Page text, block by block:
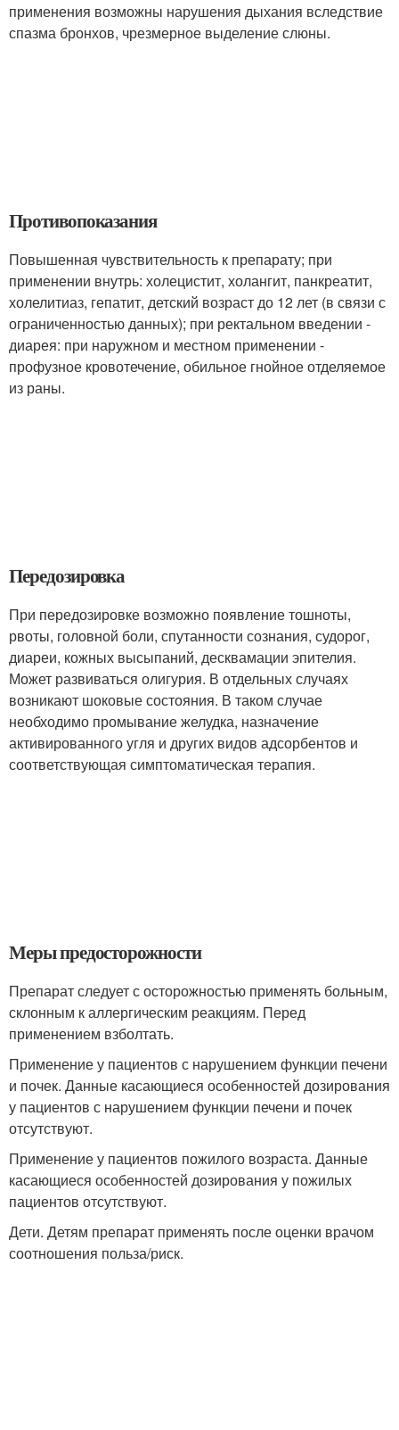
применения возможны нарушения дыхания вследствие
спазма бронхов, чрезмерное выделение слюны.
Противопоказания
Повышенная чувствительность к препарату; при
применении внутрь: холецистит, холангит, панкреатит,
холелитиаз, гепатит, детский возраст до 12 лет (в связи с
ограниченностью данных); при ректальном введении -
диарея: при наружном и местном применении -
профузное кровотечение, обильное гнойное отделяемое
из раны.
Передозировка
При передозировке возможно появление тошноты,
рвоты, головной боли, спутанности сознания, судорог,
диареи, кожных высыпаний, десквамации эпителия.
Может развиваться олигурия. В отдельных случаях
возникают шоковые состояния. В таком случае
необходимо промывание желудка, назначение
активированного угля и других видов адсорбентов и
соответствующая симптоматическая терапия.
Меры предосторожности
Препарат следует с осторожностью применять больным,
склонным к аллергическим реакциям. Перед
применением взболтать.
Применение у пациентов с нарушением функции печени
и почек. Данные касающиеся особенностей дозирования
у пациентов с нарушением функции печени и почек
отсутствуют.
Применение у пациентов пожилого возраста. Данные
касающиеся особенностей дозирования у пожилых
пациентов отсутствуют.
Дети. Детям препарат применять после оценки врачом
соотношения польза/риск.